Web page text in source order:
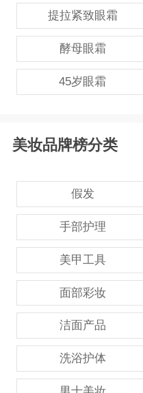
提拉紧致眼霜
酵母眼霜
45岁眼霜
美妆品牌榜分类
假发
手部护理
美甲工具
面部彩妆
洁面产品
洗浴护体